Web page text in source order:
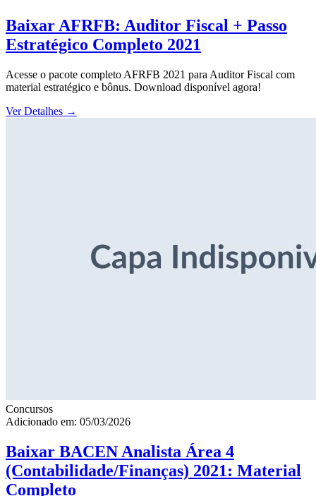
Baixar AFRFB: Auditor Fiscal + Passo
Estratégico Completo 2021
Acesse o pacote completo AFRFB 2021 para Auditor Fiscal com
material estratégico e bônus. Download disponível agora!
Ver Detalhes →
Concursos
Adicionado em: 05/03/2026
Baixar BACEN Analista Área 4
(Contabilidade/Finanças) 2021: Material
Completo